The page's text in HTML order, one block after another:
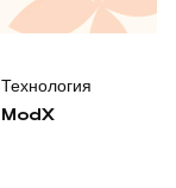
Технология
ModX